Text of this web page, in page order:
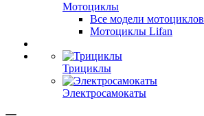
Мотоциклы
Все модели мотоциклов
Мотоциклы Lifan
Трициклы
Электросамокаты